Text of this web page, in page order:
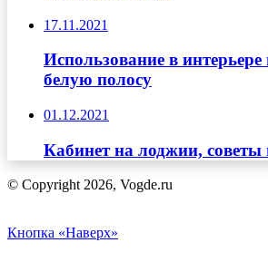
17.11.2021
Использование в
белую полосу
01.12.2021
Кабинет на лоджии, советы
© Copyright 2026, Vogde.ru
Кнопка «Наверх»